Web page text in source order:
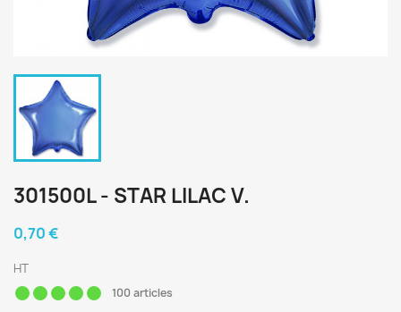
301500L - STAR LILAC V.
0,70 €
HT
100 articles